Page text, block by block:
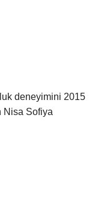
deneyimini 2015
Nisa Sofiya